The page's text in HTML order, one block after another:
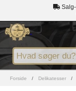
Forside / Delikatesser /